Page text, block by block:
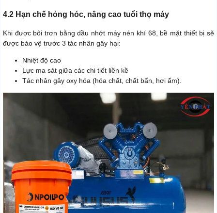
4.2 Hạn chế hỏng hóc, nâng cao tuổi thọ máy
Khi được bôi trơn bằng dầu nhớt máy nén khí 68, bề mặt thiết bị sẽ
được bảo vệ trước 3 tác nhân gây hại:
Nhiệt độ cao
Lực ma sát giữa các chi tiết liền kề
Tác nhân gây oxy hóa (hóa chất, chất bẩn, hơi ẩm).